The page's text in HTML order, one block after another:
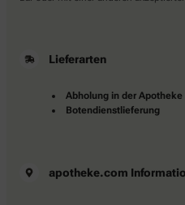
Lieferarten
Abholung in der Apotheke
Botendienstlieferung
apotheke.com